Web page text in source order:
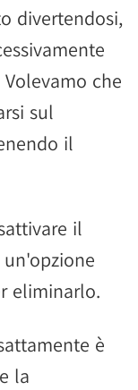
divertendosi,
che
sul
il
il
eliminarlo.
è
la